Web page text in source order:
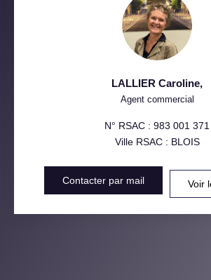
LALLIER Caroline,
Agent commercial
N° RSAC : 983 001 371
Ville RSAC : BLOIS
Contacter par mail Voir